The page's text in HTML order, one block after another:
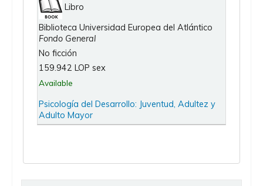
Libro
Biblioteca Universidad Europea del Atlántico
Fondo General
No ficción
159.942 LOP sex
Available
Psicología del Desarrollo: Juventud, Adultez y
Adulto Mayor